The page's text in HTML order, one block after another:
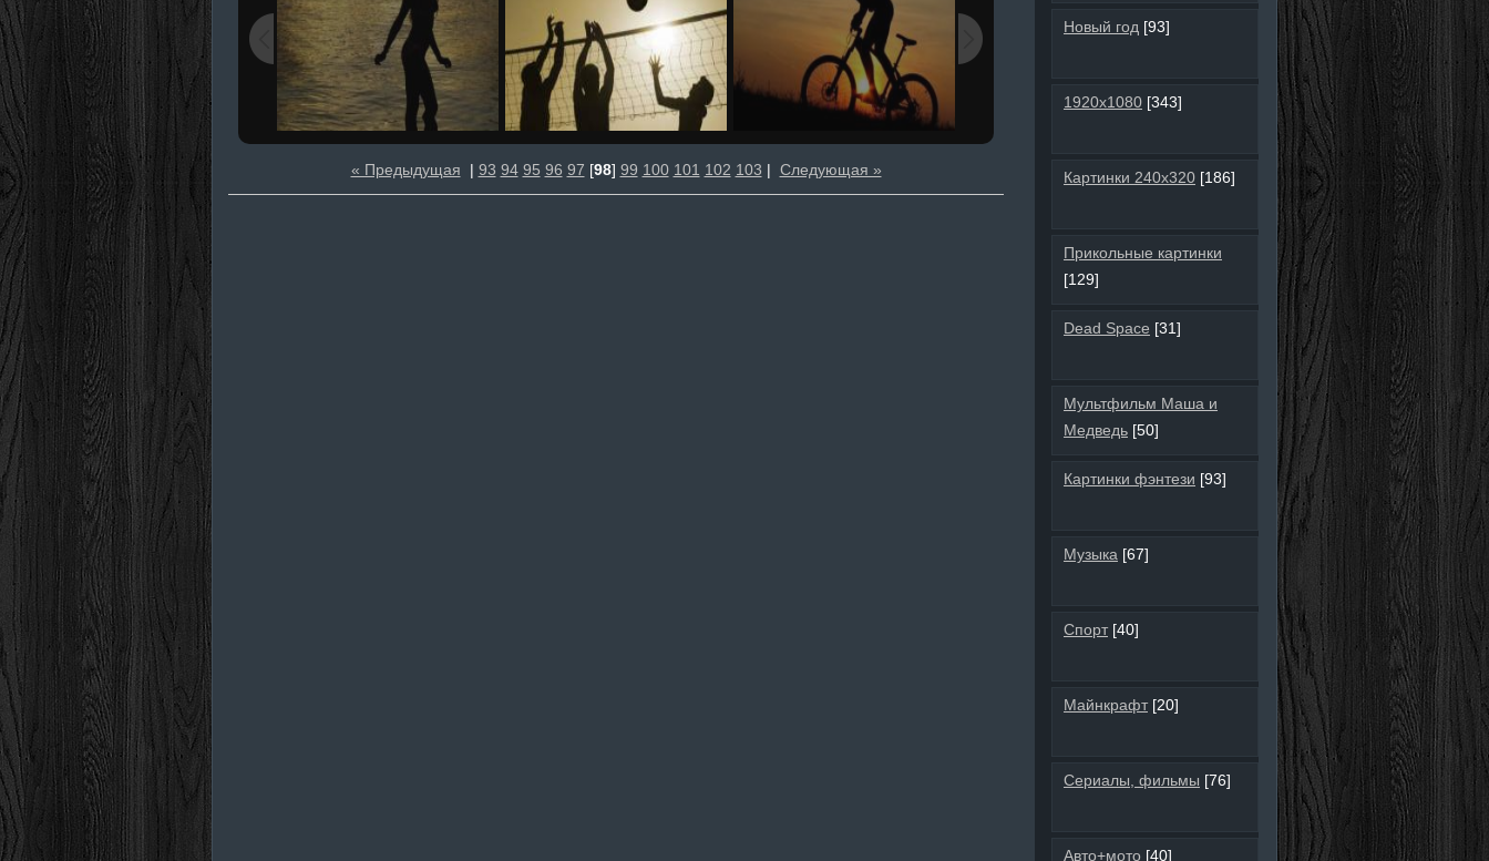
« Предыдущая | 93 94 95 96 97 [98] 99 100 101 102 103 | Следующая »
Новый год [93]
1920х1080 [343]
Картинки 240х320 [186]
Прикольные картинки
[129]
Dead Space [31]
Мультфильм Маша и
Медведь [50]
Картинки фэнтези [93]
Музыка [67]
Спорт [40]
Майнкрафт [20]
Сериалы, фильмы [76]
Авто+мото [40]